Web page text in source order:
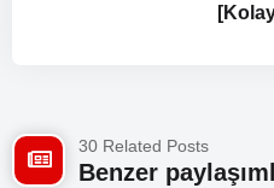
30 Related Posts
Benzer